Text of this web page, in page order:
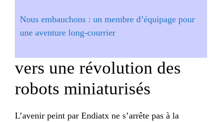
Nous embauchons : un membre d’équipage pour
une aventure long-courrier
vers une révolution des
robots miniaturisés
L’avenir peint par Endiatx ne s’arrête pas à la